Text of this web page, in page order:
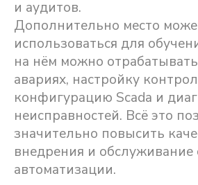
и аудитов.
Дополнительно место
использоваться для
на нём можно
авариях, настройку
конфигурацию Scada и
неисправностей. Всё это
значительно повысить
внедрения и обслуживание
автоматизации.